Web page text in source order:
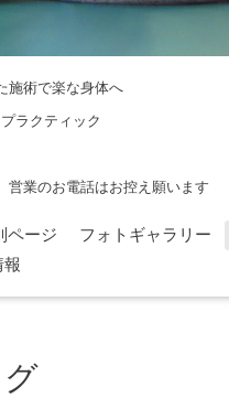
施術で楽な身体へ
ラクティック
営業のお電話はお控え願います
ページ フォトギャラリー
報